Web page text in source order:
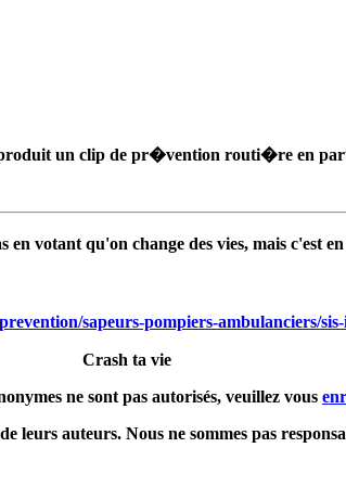
un clip de pr�vention routi�re en
votant qu'on change des vies, mais c'est
sapeurs-pompiers-ambulanciers/
Crash ta vie
ne sont pas autorisés, veuillez vous
leurs auteurs. Nous ne sommes pas